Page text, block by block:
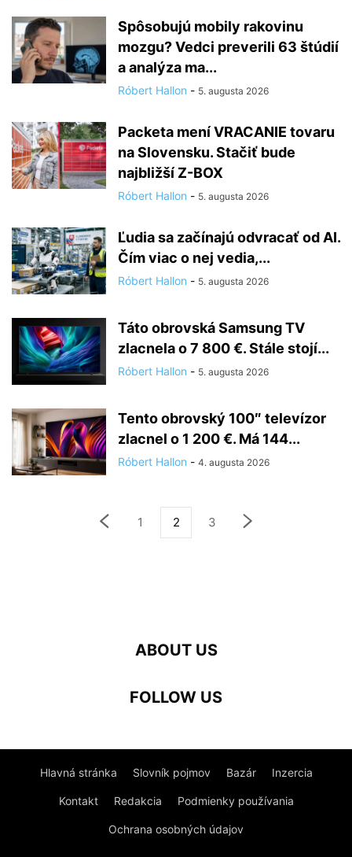
Spôsobujú mobily rakovinu
mozgu? Vedci preverili 63 štúdií
a analýza ma...
Róbert Hallon - 5. augusta 2026
Packeta mení VRACANIE tovaru
na Slovensku. Stačiť bude
najbližší Z-BOX
Róbert Hallon - 5. augusta 2026
Ľudia sa začínajú odvracať od AI.
Čím viac o nej vedia,...
Róbert Hallon - 5. augusta 2026
Táto obrovská Samsung TV
zlacnela o 7 800 €. Stále stojí...
Róbert Hallon - 5. augusta 2026
Tento obrovský 100″ televízor
zlacnel o 1 200 €. Má 144...
Róbert Hallon - 4. augusta 2026
1 2 3
ABOUT US
FOLLOW US
Hlavná stránka Slovník pojmov Bazár Inzercia
Kontakt Redakcia Podmienky používania
Ochrana osobných údajov